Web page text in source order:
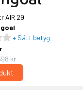
AIR 29
+ Sätt betyg
kr